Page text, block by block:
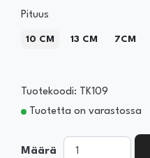
Pituus
10 CM 13 CM 7CM
Tuotekoodi: TK109
Tuotetta on varastossa
Määrä